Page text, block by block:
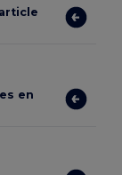
en